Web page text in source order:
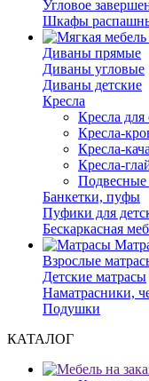
Угловое
Шкафы
Диваны прямые
Диваны угловые
Диваны детские
Кресла
Кресла для
Кресла-
Кресла-
Кресла-
Подвесные
Банкетки, пуфы
Пуфики для
Бескаркасная
Взрослые
Детские матрасы
Наматрасники,
Подушки
КАТАЛОГ